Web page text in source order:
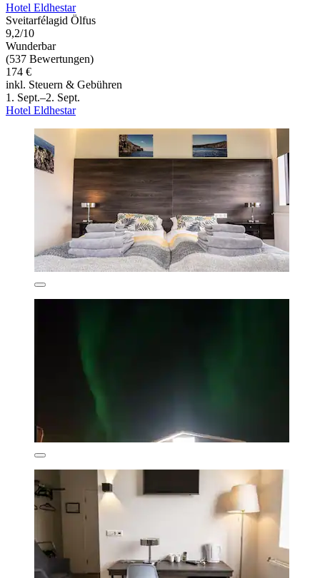
Hotel Eldhestar
Sveitarfélagid Ölfus
9,2/10
Wunderbar
(537 Bewertungen)
174 €
inkl. Steuern & Gebühren
1. Sept.–2. Sept.
Hotel Eldhestar